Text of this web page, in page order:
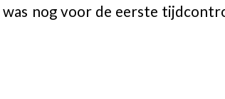
nog voor de eerste